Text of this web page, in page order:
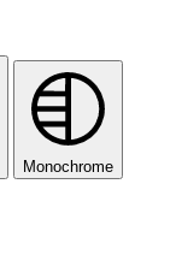
Monochrome